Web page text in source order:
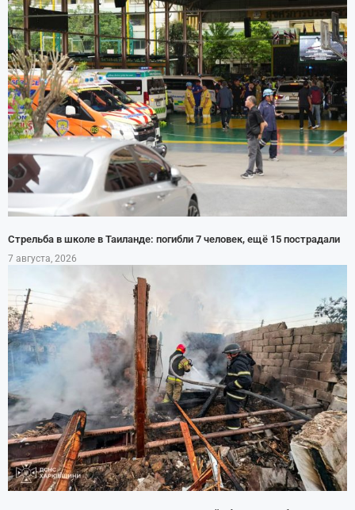
Стрельба в школе в Таиланде: погибли 7 человек, ещё 15 пострадали
7 августа, 2026